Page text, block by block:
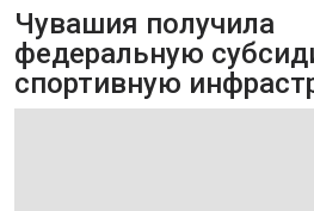
Чувашия получила
федеральную
спортивную